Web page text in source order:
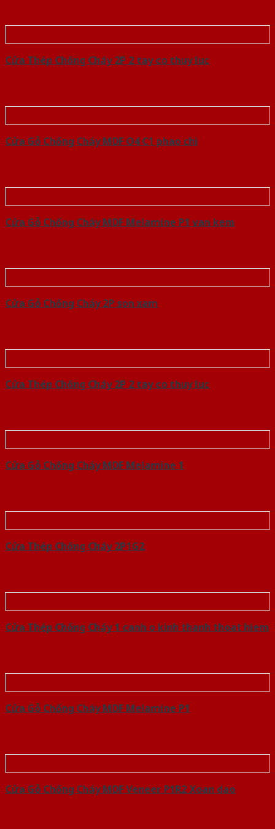
Cửa Thép Chống Cháy 2P 2 tay co thuy luc
Cửa Gỗ Chống Cháy MDF O4 C1 phao chi
Cửa Gỗ Chống Cháy MDF Melamine P1 van kem
Cửa Gỗ Chống Cháy 2P son xam
Cửa Thép Chống Cháy 2P 2 tay co thuy luc
Cửa Gỗ Chống Cháy MDF Melamine 1
Cửa Thép Chống Cháy 2P1G2
Cửa Thép Chống Cháy 1 canh o kinh thanh thoat hiem
Cửa Gỗ Chống Cháy MDF Melamine P1
Cửa Gỗ Chống Cháy MDF Veneer P1R2 Xoan dao